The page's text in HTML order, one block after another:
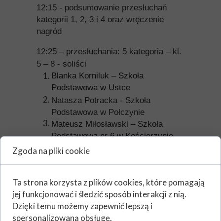
12:15 - podsumowanie przesłuchań
kategorii 1, 2, 3 i 4 oraz wręczenie
nagród
12:25 – przesłuchania: 5 kategoria – kl.
5 – 8 - soliści
Blanka Korniluk – Szkoła
Podstawowa w Ustce
Natasza Potracka - Szkoła
Podstawowa w Połczynie
Mateusz Miłosławski – Szkoła
Podstawowa nr 6 w Kościerzynie
Zofia Flemming –
Szkoła Podstawowa „A i B” w
Baninie
Zuzanna Plaga – Zespół Szkolno-
Przedszkolny w Pogórzu
Zgoda na pliki cookie
Ta strona korzysta z plików cookies, które pomagają
jej funkcjonować i śledzić sposób interakcji z nią.
Dzięki temu możemy zapewnić lepszą i
spersonalizowaną obsługę.